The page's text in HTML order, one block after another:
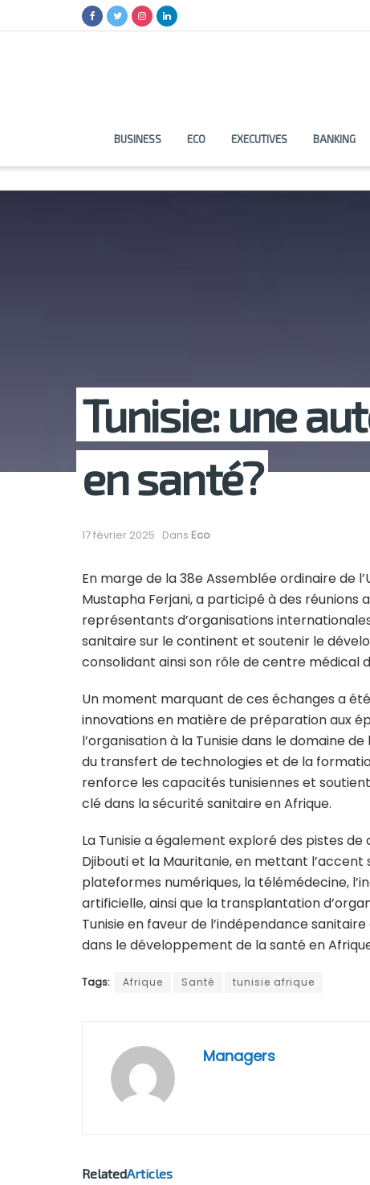
BUSINESS ECO EXECUTIVES BANKING
Tunisie: une
en santé?
17 février 2025 Dans Eco
En marge de la 38e Assemblée ordinaire de
Mustapha Ferjani, a participé à des réunions
représentants d’organisations
sanitaire sur le continent et soutenir le
consolidant ainsi son rôle de centre médical
Un moment marquant de ces échanges a
innovations en matière de préparation aux
l’organisation à la Tunisie dans le domaine
du transfert de technologies et de la
renforce les capacités tunisiennes et
clé dans la sécurité sanitaire en Afrique.
La Tunisie a également exploré des pistes
Djibouti et la Mauritanie, en mettant
plateformes numériques, la télémédecine,
artificielle, ainsi que la transplantation
Tunisie en faveur de l’indépendance
dans le développement de la santé en
Tags: Afrique Santé tunisie afrique
Managers
RelatedArticles